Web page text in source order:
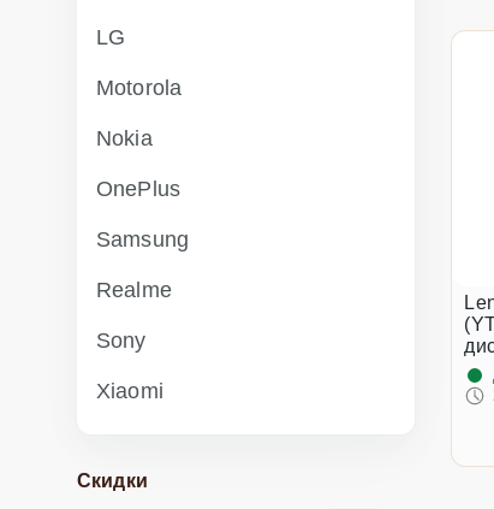
LG
Motorola
Nokia
OnePlus
Samsung
Realme
Sony
Xiaomi
Скидки